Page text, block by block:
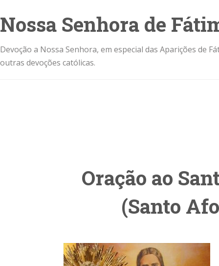
Nossa Senhora de
Devoção a Nossa Senhora, em especial das Aparições de
outras devoções católicas.
Oração ao
(Santo